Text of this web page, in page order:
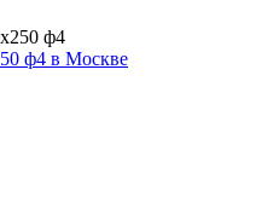
ф4 в Москве